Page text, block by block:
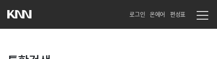
로그인 온에어 편성표